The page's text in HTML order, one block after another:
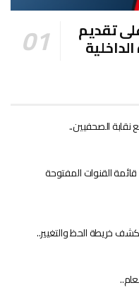
تقديم
الصحفيين..
القنوات المفتوحة